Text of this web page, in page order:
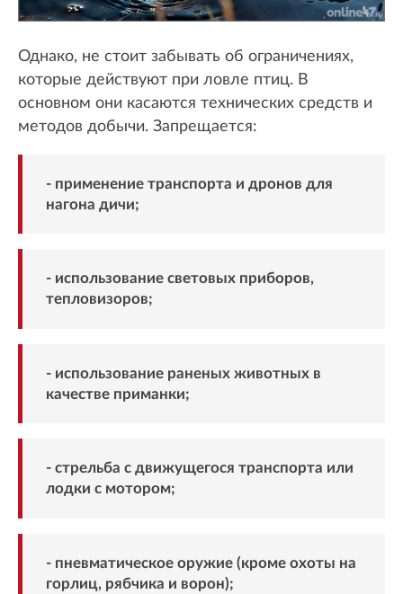
Однако, не стоит забывать об ограничениях,
которые действуют при ловле птиц. В
основном они касаются технических средств и
методов добычи. Запрещается:
- применение транспорта и дронов для
нагона дичи;
- использование световых приборов,
тепловизоров;
- использование раненых животных в
качестве приманки;
- стрельба с движущегося транспорта или
лодки с мотором;
- пневматическое оружие (кроме охоты на
горлиц, рябчика и ворон);